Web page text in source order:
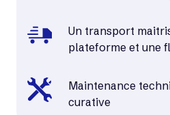
Un transport
plateforme et une
Maintenance
curative